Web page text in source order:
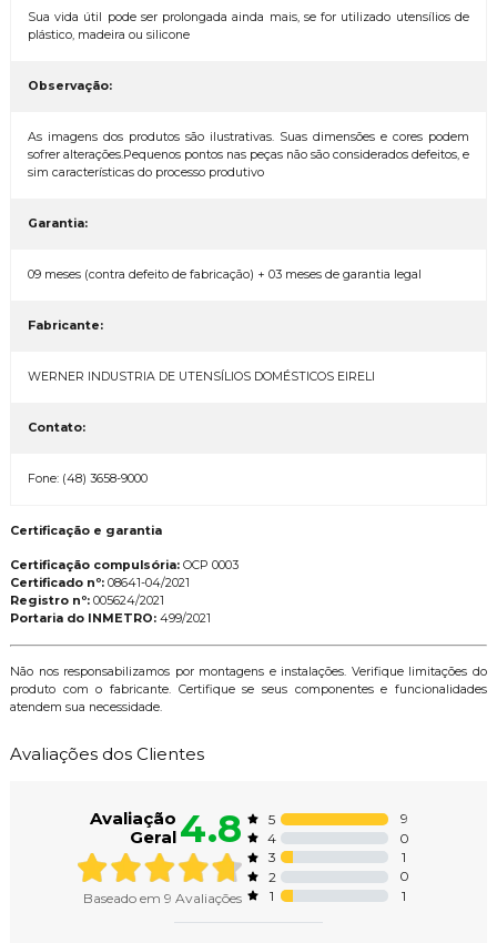
Sua vida útil pode ser prolongada ainda mais, se for utilizado utensílios de
plástico, madeira ou silicone
Observação:
As imagens dos produtos são ilustrativas. Suas dimensões e cores podem
sofrer alterações.Pequenos pontos nas peças não são considerados defeitos, e
sim características do processo produtivo
Garantia:
09 meses (contra defeito de fabricação) + 03 meses de garantia legal
Fabricante:
WERNER INDUSTRIA DE UTENSÍLIOS DOMÉSTICOS EIRELI
Contato:
Fone: (48) 3658-9000
Certificação e garantia
Certificação compulsória:OCP 0003
Certificado nº:08641-04/2021
Registro nº:005624/2021
Portaria do INMETRO: 499/2021
Não nos responsabilizamos por montagens e instalações. Verifique limitações do
produto com o fabricante. Certifique se seus componentes e funcionalidades
atendem sua necessidade.
Avaliações dos Clientes
Avaliação
Geral 4.8
Baseado em 9 Avaliações
5
9
4
0
3
1
2
0
1
1